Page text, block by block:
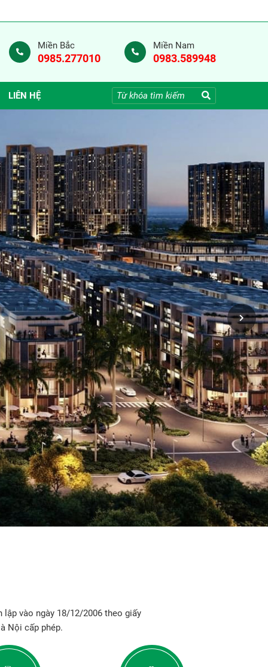
Miền Bắc
0985.277010
Miền Nam
0983.589948
LIÊN HỆ
lập vào ngày 18/12/2006 theo giấy
Nội cấp phép.